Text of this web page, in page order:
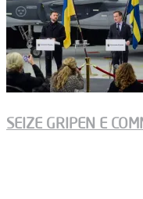
SEIZE GRIPEN E